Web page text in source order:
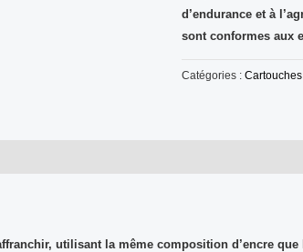
d’endurance et à
sont conformes aux
Catégories :
, utilisant la même composition d’encre